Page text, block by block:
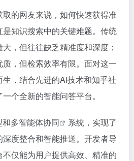
的网友来说，如何快速获得准
知识搜索中的关键难题。传统
，但往往缺乏精准度和深度；
，但检索效率有限。面对这一
，结合先进的AI技术和知乎社
个全新的智能问答平台。
和多智能体协同
系统，实现了
度整合和智能推送。开发者导
仅能为用户提供高效、精准的